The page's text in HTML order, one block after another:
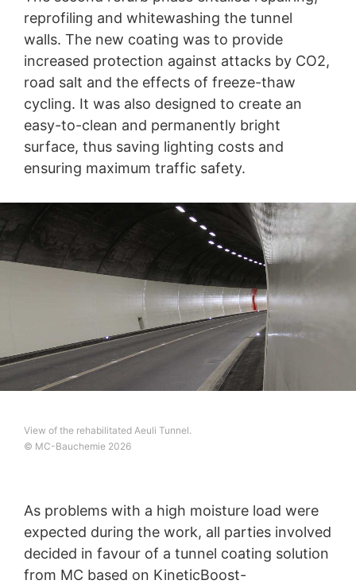
reprofiling and whitewashing the tunnel
walls. The new coating was to provide
increased protection against attacks by CO2,
road salt and the effects of freeze-thaw
cycling. It was also designed to create an
easy-to-clean and permanently bright
surface, thus saving lighting costs and
ensuring maximum traffic safety.
View of the rehabilitated Aeuli Tunnel.
© MC-Bauchemie 2026
As problems with a high moisture load were
expected during the work, all parties involved
decided in favour of a tunnel coating solution
from MC based on KineticBoost-